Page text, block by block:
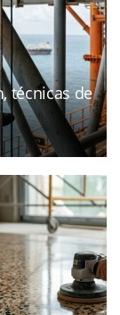
técnicas de